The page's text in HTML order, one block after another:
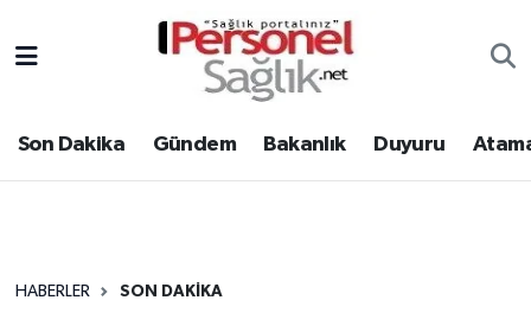
Son Dakika Gündem Bakanlık Duyuru
HABERLER SON DAKIKA
Gündem
Nöbetçi Eczaneler
Hava Durumu